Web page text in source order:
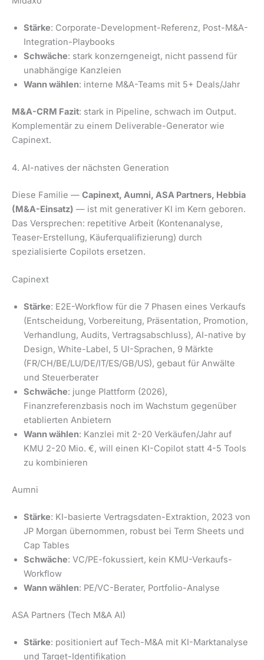
Stärke: Corporate-Development-Referenz, Post-M&A-
Integration-Playbooks
Schwäche: stark konzerngeneigt, nicht passend für
unabhängige Kanzleien
Wann wählen: interne M&A-Teams mit 5+ Deals/Jahr
M&A-CRM Fazit: stark in Pipeline, schwach im Output.
Komplementär zu einem Deliverable-Generator wie
Capinext.
4. AI-natives der nächsten Generation
Diese Familie — Capinext, Aumni, ASA Partners, Hebbia
(M&A-Einsatz) — ist mit generativer KI im Kern geboren.
Das Versprechen: repetitive Arbeit (Kontenanalyse,
Teaser-Erstellung, Käuferqualifizierung) durch
spezialisierte Copilots ersetzen.
Capinext
Stärke: E2E-Workflow für die 7 Phasen eines Verkaufs
(Entscheidung, Vorbereitung, Präsentation, Promotion,
Verhandlung, Audits, Vertragsabschluss), AI-native by
Design, White-Label, 5 UI-Sprachen, 9 Märkte
(FR/CH/BE/LU/DE/IT/ES/GB/US), gebaut für Anwälte
und Steuerberater
Schwäche: junge Plattform (2026),
Finanzreferenzbasis noch im Wachstum gegenüber
etablierten Anbietern
Wann wählen: Kanzlei mit 2-20 Verkäufen/Jahr auf
KMU 2-20 Mio. €, will einen KI-Copilot statt 4-5 Tools
zu kombinieren
Aumni
Stärke: KI-basierte Vertragsdaten-Extraktion, 2023 von
JP Morgan übernommen, robust bei Term Sheets und
Cap Tables
Schwäche: VC/PE-fokussiert, kein KMU-Verkaufs-
Workflow
Wann wählen: PE/VC-Berater, Portfolio-Analyse
ASA Partners (Tech M&A AI)
Stärke: positioniert auf Tech-M&A mit KI-Marktanalyse
und Target-Identifikation